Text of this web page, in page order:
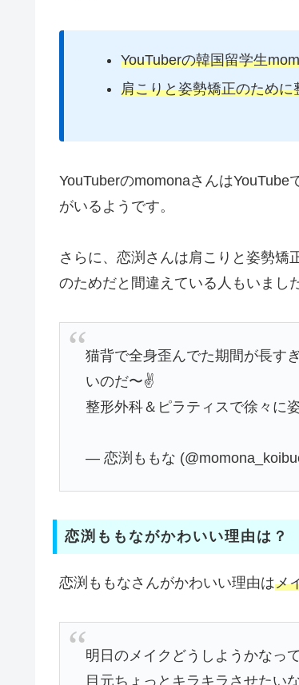
YouTuberの韓国留学生
肩こりと姿勢矯正のため
YouTuberのmomonaさんは
がいるようです。
さらに、恋渕さんは肩こりと姿勢矯
のためだと間違えている人もいました
猫背で全身歪んでた期間が長す
いのだ〜✌️
整形外科＆ピラティスで徐々に
— 恋渕ももな
恋渕ももながかわいい理由は？
恋渕ももなさんがかわいい理由はメ
明日のメイクどうしようかなっ
目元ちょっとキラキラさせたい